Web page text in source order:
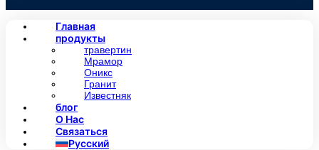
Главная
продукты
травертин
Мрамор
Оникс
Гранит
Известняк
блог
О Нас
Связаться
Русский